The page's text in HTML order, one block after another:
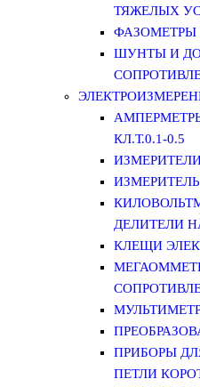
ТЯЖЕЛЫХ
ФАЗОМЕТРЫ
ШУНТЫ И
КЛ.Т.0.1-0.5
ДЕЛИТЕЛИ
КЛЕЩИ
ПРИБОРЫ
ПЕТЛИ